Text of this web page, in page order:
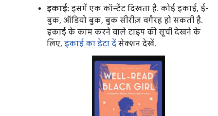
इकाई: इसमें एक कॉन्टेंट दिखता है. कोई इकाई, ई-
बुक, ऑडियो बुक, बुक सीरीज़ वगैरह हो सकती है.
इकाई के काम करने वाले टाइप की सूची देखने के
लिए, इकाई का डेटा दें सेक्शन देखें.